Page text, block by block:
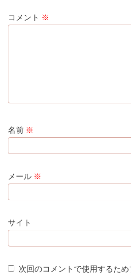
コメント ※
名前 ※
メール ※
サイト
次回のコメントで使用するた